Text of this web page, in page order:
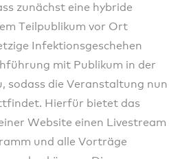
zunächst eine hybride
Teilpublikum vor Ort
Infektionsgeschehen
mit Publikum in der
sodass die Veranstaltung nun
Hierfür bietet das
Website einen Livestream
und alle Vorträge